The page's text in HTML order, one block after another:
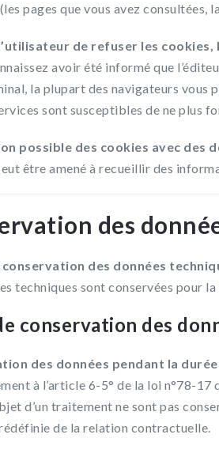
pages que vous avez
de refuser les
avoir été informé que
la plupart des navigateurs vous
sont susceptibles de ne plus
possible des cookies avec des
être amené à recueillir des
des
conservation des données
techniques sont conservées pour
conservation des
des données pendant la
à l’article 6-5° de la loi n°78-
d’un traitement ne sont pas
de la relation contractuelle.